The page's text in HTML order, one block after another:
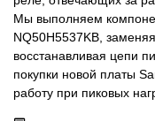
Мы выполняем
NQ50H5537KB,
восстанавливая цепи
покупки новой платы
работу при пиковых